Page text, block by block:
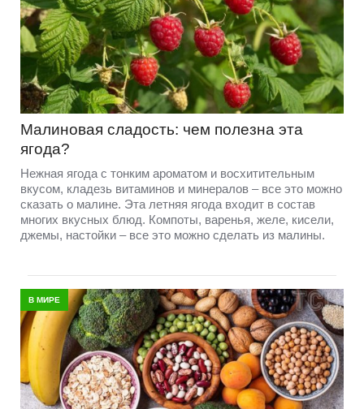
Малиновая сладость: чем полезна эта
ягода?
Нежная ягода с тонким ароматом и восхитительным
вкусом, кладезь витаминов и минералов – все это можно
сказать о малине. Эта летняя ягода входит в состав
многих вкусных блюд. Компоты, варенья, желе, кисели,
джемы, настойки – все это можно сделать из малины.
В МИРЕ